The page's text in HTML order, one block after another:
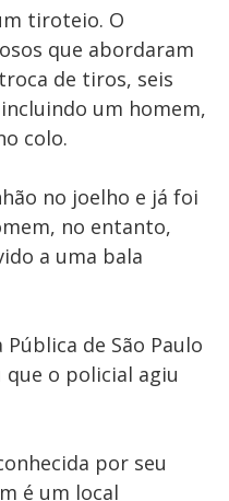
tiroteio. O
que abordaram
de tiros, seis
um homem,
colo.
no joelho e já foi
no entanto,
a uma bala
de São Paulo
que o policial agiu
por seu
é um local